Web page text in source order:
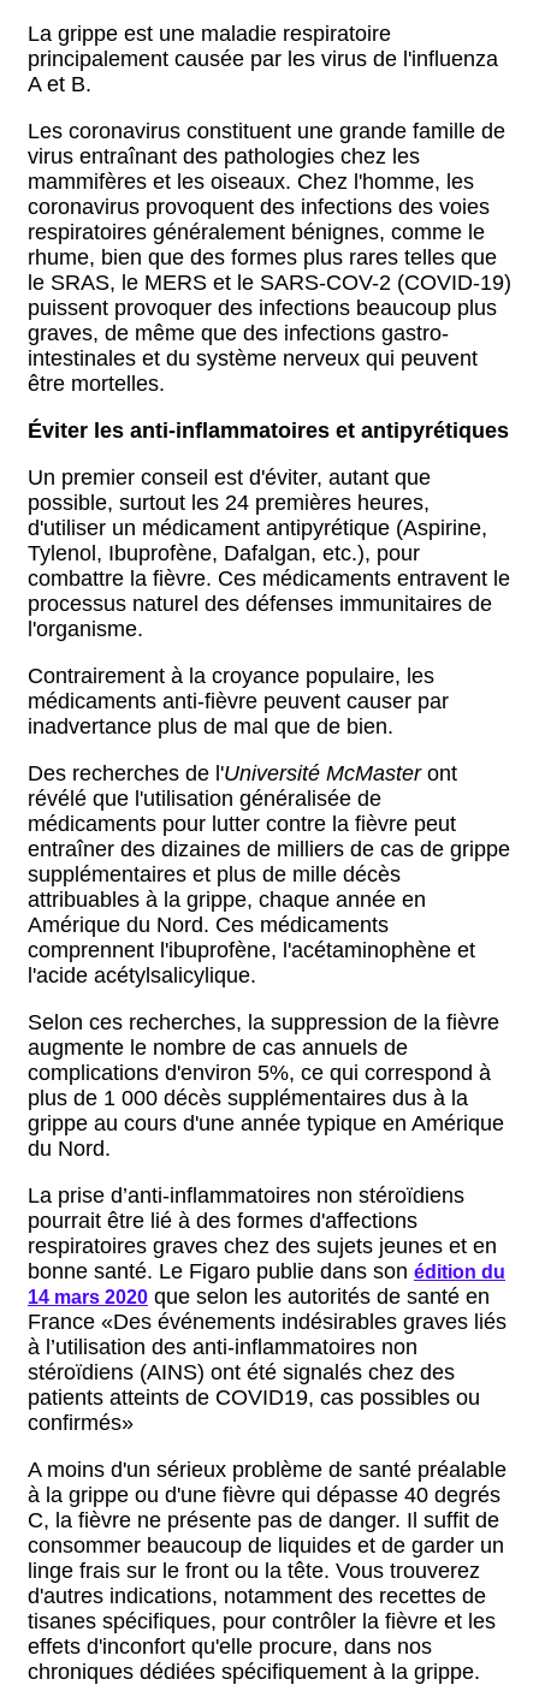
La grippe est une maladie respiratoire
principalement causée par les virus de l'influenza
A et B.
Les coronavirus constituent une grande famille de
virus entraînant des pathologies chez les
mammifères et les oiseaux. Chez l'homme, les
coronavirus provoquent des infections des voies
respiratoires généralement bénignes, comme le
rhume, bien que des formes plus rares telles que
le SRAS, le MERS et le SARS-COV-2 (COVID-19)
puissent provoquer des infections beaucoup plus
graves, de même que des infections gastro-
intestinales et du système nerveux qui peuvent
être mortelles.
Éviter les anti-inflammatoires et antipyrétiques
Un premier conseil est d'éviter, autant que
possible, surtout les 24 premières heures,
d'utiliser un médicament antipyrétique (Aspirine,
Tylenol, Ibuprofène, Dafalgan, etc.), pour
combattre la fièvre. Ces médicaments entravent le
processus naturel des défenses immunitaires de
l'organisme.
Contrairement à la croyance populaire, les
médicaments anti-fièvre peuvent causer par
inadvertance plus de mal que de bien.
Des recherches de l'Université McMasteront
révélé que l'utilisation généralisée de
médicaments pour lutter contre la fièvre peut
entraîner des dizaines de milliers de cas de grippe
supplémentaires et plus de mille décès
attribuables à la grippe, chaque année en
Amérique du Nord. Ces médicaments
comprennent l'ibuprofène, l'acétaminophène et
l'acide acétylsalicylique.
Selon ces recherches, la suppression de la fièvre
augmente le nombre de cas annuels de
complications d'environ 5%, ce qui correspond à
plus de 1 000 décès supplémentaires dus à la
grippe au cours d'une année typique en Amérique
du Nord.
La prise d’anti-inflammatoires non stéroïdiens
pourrait être lié à des formes d'affections
respiratoires graves chez des sujets jeunes et en
bonne santé. Le Figaro publie dans son édition du
14 mars 2020 que selon les autorités de santé en
France «Des événements indésirables graves liés
à l’utilisation des anti-inflammatoires non
stéroïdiens (AINS) ont été signalés chez des
patients atteints de COVID19, cas possibles ou
confirmés»
A moins d'un sérieux problème de santé préalable
à la grippe ou d'une fièvre qui dépasse 40 degrés
C, la fièvre ne présente pas de danger. Il suffit de
consommer beaucoup de liquides et de garder un
linge frais sur le front ou la tête. Vous trouverez
d'autres indications, notamment des recettes de
tisanes spécifiques, pour contrôler la fièvre et les
effets d'inconfort qu'elle procure, dans nos
chroniques dédiées spécifiquement à la grippe.